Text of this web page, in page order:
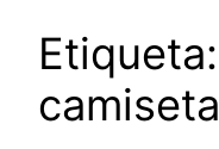
Etiqueta: